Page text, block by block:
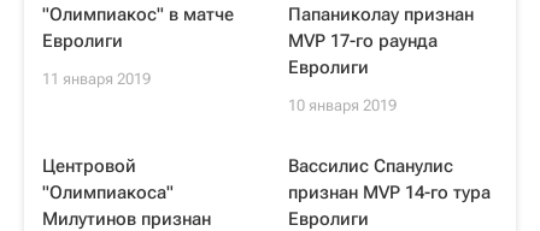
"Олимпиакос" в матче
Евролиги
11 января 2019
Папаниколау признан
MVP 17-го раунда
Евролиги
10 января 2019
Центровой
"Олимпиакоса"
Милутинов признан
Вассилис Спанулис
признан MVP 14-го тура
Евролиги